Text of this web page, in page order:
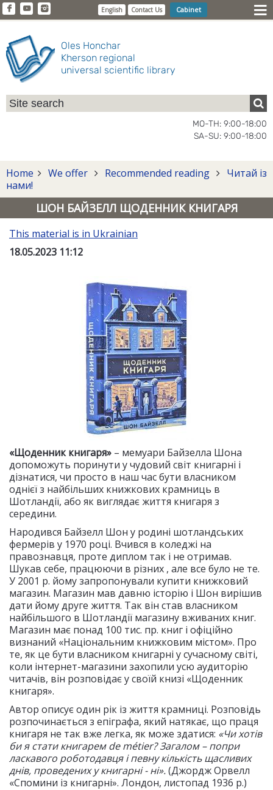
English Contact Us Cabinet
Oles Honchar
Kherson regional
universal scientific library
MO-TH: 9:00-18:00
SA-SU: 9:00-18:00
Home We offer Recommended reading
Читай із
нами!
ШОН БАЙЗЕЛЛ ЩОДЕННИК КНИГАРЯ
This material is in Ukrainian
18.05.2023 11:12
«Щоденник книгаря» – мемуари Байзелла Шона
допоможуть поринути у чудовий світ книгарні і
дізнатися, чи просто в наш час бути власником
однієї з найбільших книжкових крамниць в
Шотландії, або як виглядає життя книгаря з
середини.
Народився Байзелл Шон у родині шотландських
фермерів у 1970 році. Вчився в коледжі на
правознавця, проте диплом так і не отримав.
Шукав себе, працюючи в різних , але все було не те.
У 2001 р. йому запропонували купити книжковий
магазин. Магазин мав давню історію і Шон вирішив
дати йому друге життя. Так він став власником
найбільшого в Шотландії магазину вживаних книг.
Магазин має понад 100 тис. пр. книг і офіційно
визнаний «Національним книжковим містом». Про
те, як це бути власником книгарні у сучасному світі,
коли інтернет-магазини захопили усю аудиторію
читачів, він розповідає у своїй книзі «Щоденник
книгаря».
Автор описує один рік із життя крамниці. Розповідь
розпочинається з епіграфа, який натякає, що праця
книгаря не так вже легка, як може здатися: «Чи хотів
би я стати книгаремde métier? Загалом – попри
ласкавого роботодавця і певну кількість щасливих
днів, проведених у книгарні - ні».(Джордж Орвелл
«Спомини із книгарні». Лондон, листопад 1936 р.)